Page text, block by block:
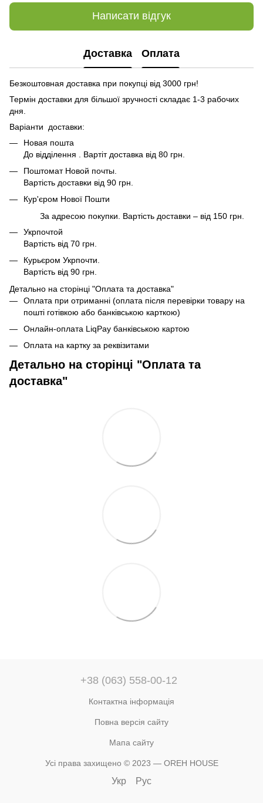
Написати відгук
Доставка Оплата
Безкоштовная доставка при покупці від 3000 грн!
Термін доставки для більшої зручності складає 1-3 рабочих
дня.
Варіанти доставки:
Новая пошта
До відділення . Вартіт доставка від 80 грн.
Поштомат Новой почты.
Вартість доставки від 90 грн.
Кур'єром Нової Пошти
За адресою покупки. Вартість доставки – від 150 грн.
Укрпочтой
Вартість від 70 грн.
Курьєром Укрпочти.
Вартість від 90 грн.
Детально на сторінці "Оплата та доставка"
Оплата при отриманні (оплата після перевірки товару на
пошті готівкою або банківською карткою)
Онлайн-оплата LiqPay банківською картою
Оплата на картку за реквізитами
Детально на сторінці "Оплата та
доставка"
+38 (063) 558-00-12
Контактна інформація
Повна версія сайту
Мапа сайту
Усі права захищено © 2023 — OREH HOUSE
Укр Рус